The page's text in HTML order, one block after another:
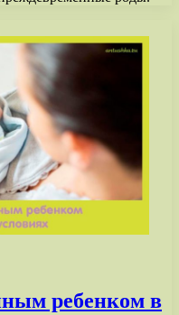
ребенком в